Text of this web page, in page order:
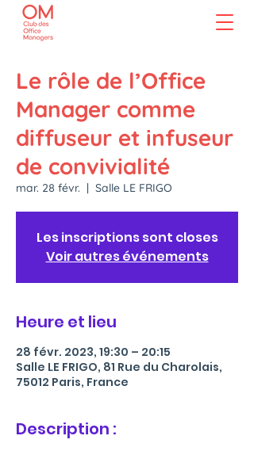
Le rôle de l’Office
Manager comme
diffuseur et infuseur
de convivialité
mar. 28 févr.
  |
Salle LE FRIGO
Les inscriptions sont closes
Voir autres événements
Heure et lieu
28 févr. 2023, 19:30 – 20:15
Salle LE FRIGO, 81 Rue du Charolais,
75012 Paris, France
Description :